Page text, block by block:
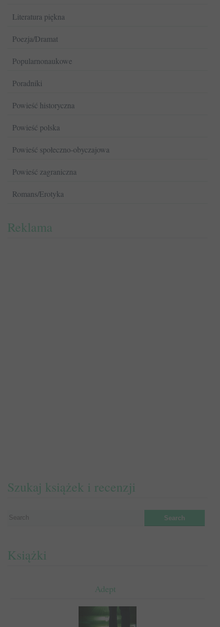
Literatura piękna
Poezja/Dramat
Popularnonaukowe
Poradniki
Powieść historyczna
Powieść polska
Powieść społeczno-obyczajowa
Powieść zagraniczna
Romans/Erotyka
Reklama
Szukaj książek i recenzji
Książki
Adept